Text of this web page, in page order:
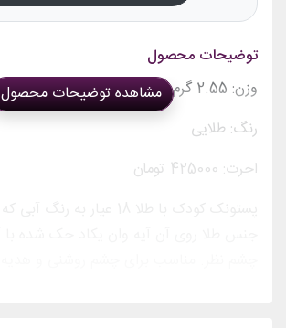
توضیحات محصول
وزن: 2.55 گرم
رنگ: طلایی
اجرت: 425000 تومان
مشاهده توضیحات محصول